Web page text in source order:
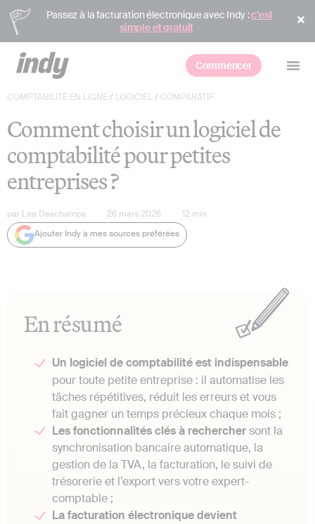
Passez à la facturation électronique avec Indy :c’est
simple et gratuit
Commencer
COMPTABILITÉ EN LIGNE/ LOGICIEL/ COMPARATIF
Comment choisir un logiciel de
comptabilité pour petites
entreprises ?
par Léa Deschamps 26 mars 2026 12 min
Ajouter Indy à mes sources préférées
En résumé
Un logiciel de comptabilité est indispensable
pour toute petite entreprise : il automatise les
tâches répétitives, réduit les erreurs et vous
fait gagner un temps précieux chaque mois ;
Les fonctionnalités clés à recherchersont la
synchronisation bancaire automatique, la
gestion de la TVA, la facturation, le suivi de
trésorerie et l’export vers votre expert-
comptable ;
La facturation électronique devient